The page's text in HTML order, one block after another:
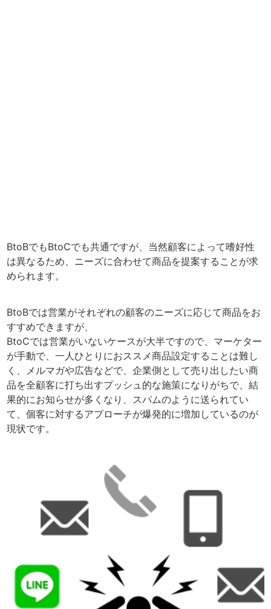
BtoBでもBtoCでも共通ですが、当然顧客によって嗜好性
は異なるため、ニーズに合わせて商品を提案することが求
められます。
BtoBでは営業がそれぞれの顧客のニーズに応じて商品をお
すすめできますが、
BtoCでは営業がいないケースが大半ですので、マーケター
が手動で、一人ひとりにおススメ商品設定することは難し
く、メルマガや広告などで、企業側として売り出したい商
品を全顧客に打ち出すプッシュ的な施策になりがちで、結
果的にお知らせが多くなり、スパムのように送られてい
て、個客に対するアプローチが爆発的に増加しているのが
現状です。